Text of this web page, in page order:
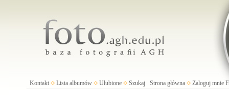
Kontakt Lista albumów Ulubione Szukaj Strona główna Zaloguj mnie